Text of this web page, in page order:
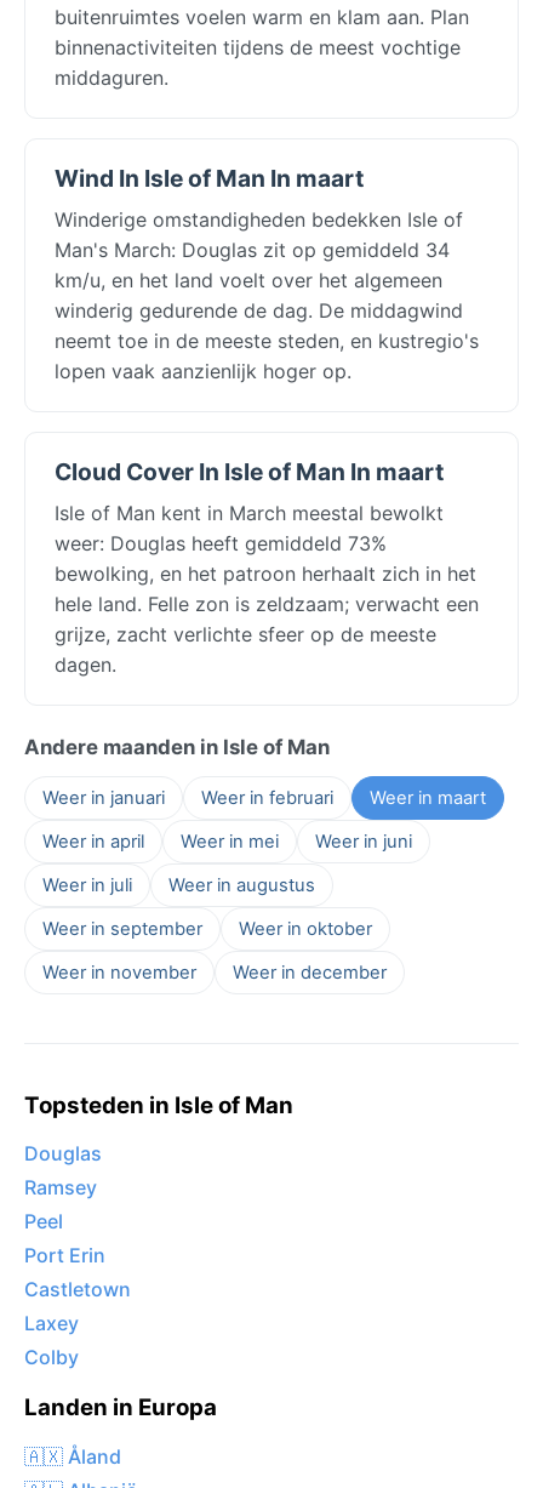
buitenruimtes voelen warm en klam aan. Plan
binnenactiviteiten tijdens de meest vochtige
middaguren.
Wind In Isle of Man In maart
Winderige omstandigheden bedekken Isle of
Man's March: Douglas zit op gemiddeld 34
km/u, en het land voelt over het algemeen
winderig gedurende de dag. De middagwind
neemt toe in de meeste steden, en kustregio's
lopen vaak aanzienlijk hoger op.
Cloud Cover In Isle of Man In maart
Isle of Man kent in March meestal bewolkt
weer: Douglas heeft gemiddeld 73%
bewolking, en het patroon herhaalt zich in het
hele land. Felle zon is zeldzaam; verwacht een
grijze, zacht verlichte sfeer op de meeste
dagen.
Andere maanden in Isle of Man
Weer in januari Weer in februari
Weer in maart
Weer in april
Weer in mei
Weer in juni
Weer in juli
Weer in augustus
Weer in september
Weer in oktober
Weer in november
Weer in december
Topsteden in Isle of Man
Douglas
Ramsey
Peel
Port Erin
Castletown
Laxey
Colby
Landen in Europa
🇦🇽 Åland